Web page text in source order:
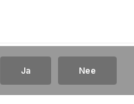
Ja Nee